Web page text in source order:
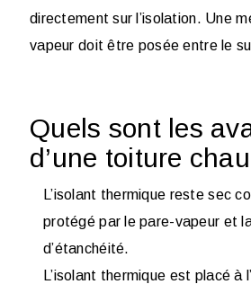
directement sur l’isolation. Une
vapeur doit être posée entre le
Quels sont les
d’une toiture
L’isolant thermique reste sec
protégé par le pare-vapeur et
d’étanchéité.
L’isolant thermique est placé à